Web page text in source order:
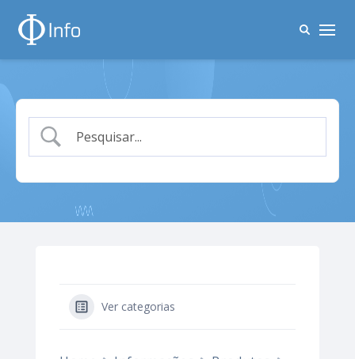
Ver categorias